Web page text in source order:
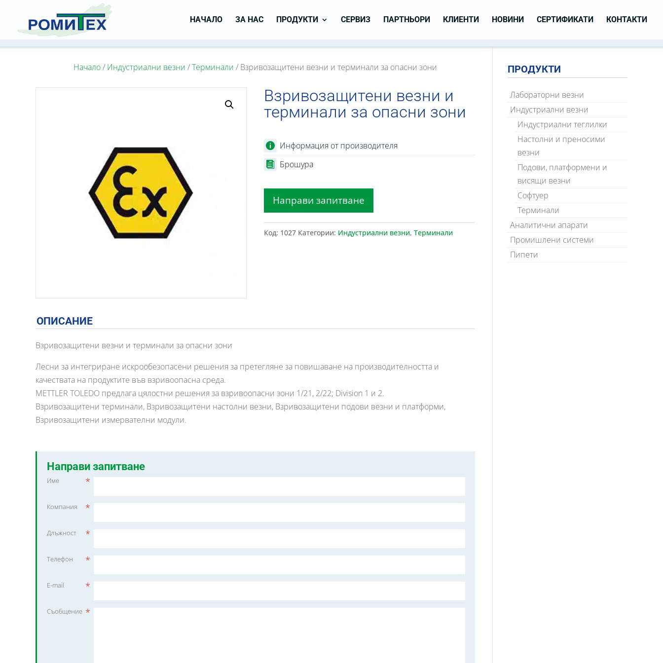
НАЧАЛО ЗА НАС ПРОДУКТИ СЕРВИЗ ПАРТНЬОРИ КЛИЕНТИ НОВИНИ СЕРТИФИКАТИ КОНТАКТИ
Начало/ Индустриални везни /Терминали / Взривозащитени везни и терминали за опасни зони
Взривозащитени везни и
терминали за опасни зони
Информация от производителя
Брошура
Направи запитване
Код: 1027 Категории: Индустриални везни,Терминали
ОПИСАНИЕ
Взривозащитени везни и терминали за опасни зони
Лесни за интегриране искрообезопасени решения за претегляне за повишаване на производителността и
качествата на продуктите във взривоопасна среда.
METTLER TOLEDO предлага цялостни решения за взривоопасни зони 1/21, 2/22; Division 1 и 2.
Взривозащитени терминали, Взривозащитени настолни везни, Взривозащитени подови везни и платформи,
Взривозащитени измервателни модули.
Направи запитване
Име *
Компания *
Длъжност *
Телефон *
E-mail *
Съобщение *
ПРОДУКТИ
Лабораторни везни
Индустриални везни
Индустриални теглилки
Настолни и преносими
везни
Подови, платформени и
висящи везни
Софтуер
Терминали
Аналитични апарати
Промишлени системи
Пипети